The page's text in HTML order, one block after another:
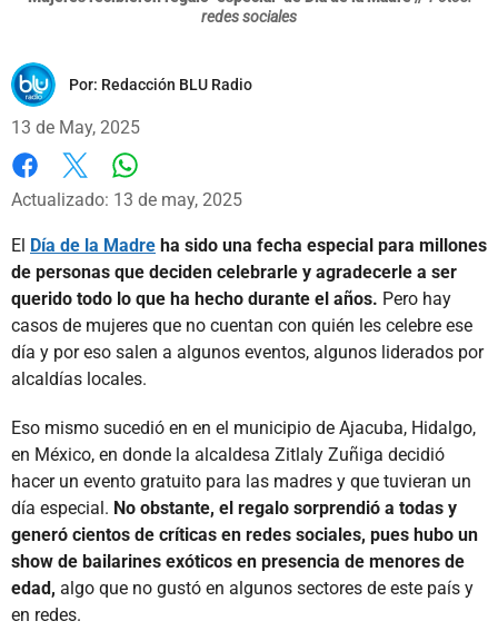
redes sociales
Por: Redacción BLU Radio
13 de May, 2025
Facebook
X
Actualizado: 13 de may, 2025
El Día de la Madre ha sido una fecha especial para millones
de personas que deciden celebrarle y agradecerle a ser
querido todo lo que ha hecho durante el años. Pero hay
casos de mujeres que no cuentan con quién les celebre ese
día y por eso salen a algunos eventos, algunos liderados por
alcaldías locales.
Eso mismo sucedió en en el municipio de Ajacuba, Hidalgo,
en México, en donde la alcaldesa Zitlaly Zuñiga decidió
hacer un evento gratuito para las madres y que tuvieran un
día especial. No obstante, el regalo sorprendió a todas y
generó cientos de críticas en redes sociales, pues hubo un
show de bailarines exóticos en presencia de menores de
edad, algo que no gustó en algunos sectores de este país y
en redes.